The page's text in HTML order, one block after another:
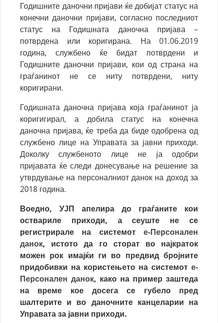
Годишните даночни пријави ќе добијат статус на
конечни даночни пријави, согласно последниот
статус на Годишната даночна пријава –
потврдена или коригирана. На 01.06.2019
година, службено ќе бидат потврдени и
Годишните даночни пријави, кои од страна на
граѓанинот не се ниту потврдени, ниту
коригирани.
Годишната даночна пријава која граѓанинот ја
коригигирал, а добила статус на конечна
даночна пријава, ќе треба да биде одобрена од
службено лице на Управата за јавни приходи.
Доколку службеното лице не ја одобри
пријавата ќе следи донесување на решение за
утврдување на персоналниот данок на доход за
2018 година.
Воедно, УЈП апелира до граѓаните кои
оствариле приходи, а сеуште не се
регистрирале на системот е-Персонален
данок, истото да го сторат во најкраток
можен рок имајќи ги во предвид бројните
придобивки на користењето на системот е-
Персонален данок, како на пример заштеда
на време кое досега се губело пред
шалтерите и во даночните канцеларии на
Управата за јавни приходи.